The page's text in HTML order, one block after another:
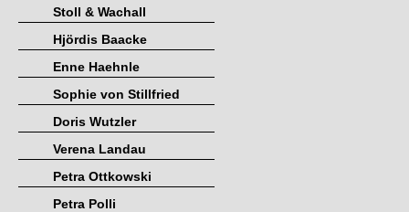
Stoll & Wachall
Hjördis Baacke
Enne Haehnle
Sophie von Stillfried
Doris Wutzler
Verena Landau
Petra Ottkowski
Petra Polli